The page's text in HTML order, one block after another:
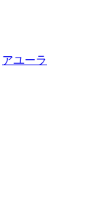
アユーラ